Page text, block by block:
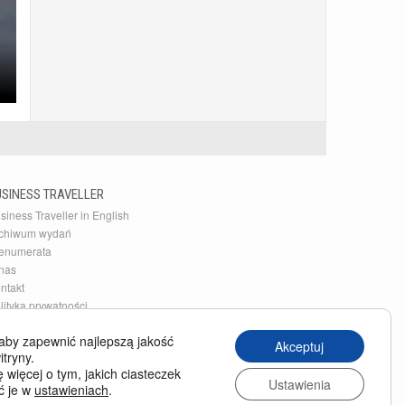
TRAVELLER
Traveller in English
wydań
prywatności
zapewnić najlepszą jakość
więcej o tym, jakich ciasteczek
je w ustawieniach.
Akceptuj
Ustawienia